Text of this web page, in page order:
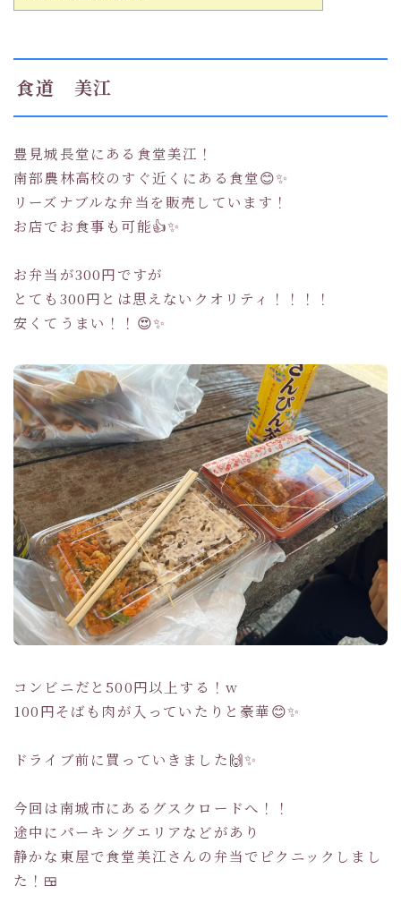
食道 美江
豊見城長堂にある食堂美江！
南部農林高校のすぐ近くにある食堂😊✨
リーズナブルな弁当を販売しています！
お店でお食事も可能👍✨
お弁当が300円ですが
とても300円とは思えないクオリティ！！！！
安くてうまい！！😍✨
コンビニだと500円以上する！w
100円そばも肉が入っていたりと豪華😊✨
ドライブ前に買っていきました🙌✨
今回は南城市にあるグスクロードへ！！
途中にパーキングエリアなどがあり
静かな東屋で食堂美江さんの弁当でピクニックしまし
た！🍱